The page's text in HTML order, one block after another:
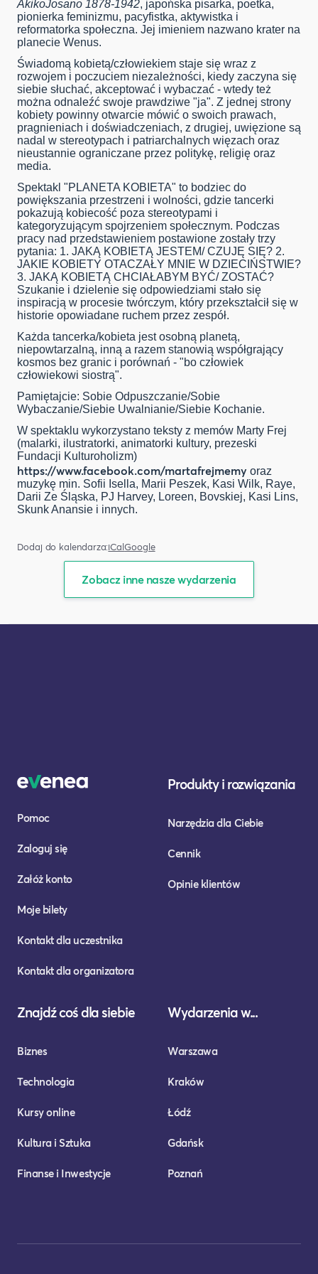
AkikoJosano 1878-1942, japońska pisarka, poetka,
pionierka feminizmu, pacyfistka, aktywistka i
reformatorka społeczna. Jej imieniem nazwano krater na
planecie Wenus.
Świadomą kobietą/człowiekiem staje się wraz z
rozwojem i poczuciem niezależności, kiedy zaczyna się
siebie słuchać, akceptować i wybaczać - wtedy też
można odnaleźć swoje prawdziwe "ja". Z jednej strony
kobiety powinny otwarcie mówić o swoich prawach,
pragnieniach i doświadczeniach, z drugiej, uwięzione są
nadal w stereotypach i patriarchalnych więzach oraz
nieustannie ograniczane przez politykę, religię oraz
media.
Spektakl "PLANETA KOBIETA" to bodziec do
powiększania przestrzeni i wolności, gdzie tancerki
pokazują kobiecość poza stereotypami i
kategoryzującym spojrzeniem społecznym. Podczas
pracy nad przedstawieniem postawione zostały trzy
pytania: 1. JAKĄ KOBIETĄ JESTEM/ CZUJĘ SIĘ? 2.
JAKIE KOBIETY OTACZAŁY MNIE W DZIECIŃSTWIE?
3. JAKĄ KOBIETĄ CHCIAŁABYM BYĆ/ ZOSTAĆ?
Szukanie i dzielenie się odpowiedziami stało się
inspiracją w procesie twórczym, który przekształcił się w
historie opowiadane ruchem przez zespół.
Każda tancerka/kobieta jestosobną planetą,
niepowtarzalną, inną a razem stanowią współgrający
kosmos bez granic i porównań - "bo człowiek
człowiekowi siostrą".
Pamiętajcie: Sobie Odpuszczanie/Sobie
Wybaczanie/Siebie Uwalnianie/Siebie Kochanie.
W spektaklu wykorzystano teksty z memów Marty Frej
(malarki, ilustratorki, animatorki kultury, prezeski
Fundacji Kulturoholizm)
https://www.facebook.com/martafrejmemy oraz
muzykę min. Sofii Isella, Marii Peszek, Kasi Wilk, Raye,
Darii Ze Śląska, PJ Harvey, Loreen, Bovskiej, Kasi Lins,
SkunkAnansie i innych.
Dodaj do kalendarza:iCalGoogle
Zobacz inne nasze wydarzenia
Pomoc
Zaloguj się
Załóż konto
Moje bilety
Kontakt dla uczestnika
Kontakt dla organizatora
Produkty i rozwiązania
Narzędzia dla Ciebie
Cennik
Opinie klientów
Znajdź coś dla siebie
Biznes
Technologia
Kursy online
Kultura i Sztuka
Finanse i Inwestycje
Wydarzenia w...
Warszawa
Kraków
Łódź
Gdańsk
Poznań